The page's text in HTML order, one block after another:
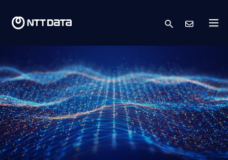
search